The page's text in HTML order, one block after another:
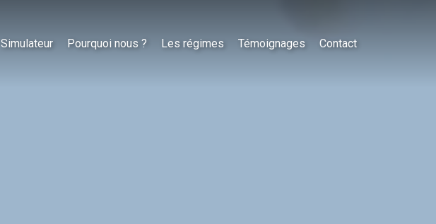
Simulateur Pourquoi nous ? Les régimes Témoignages Contact